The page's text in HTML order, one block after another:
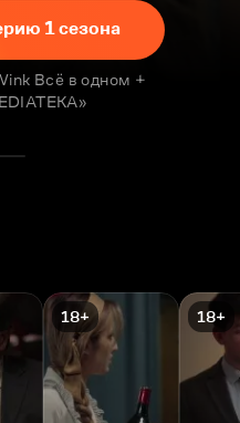
1 сезона
Всё в одном +
18+ 18+